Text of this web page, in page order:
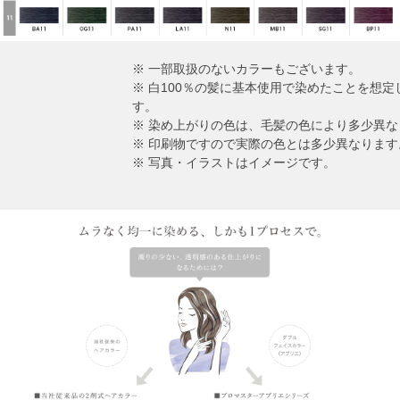
※ 一部取扱のないカラーもございます。
※ 白100％の髪に基本使用で染めたことを想定
す。
※ 染め上がりの色は、毛髪の色により多少異
※ 印刷物ですので実際の色とは多少異なりま
※ 写真・イラストはイメージです。